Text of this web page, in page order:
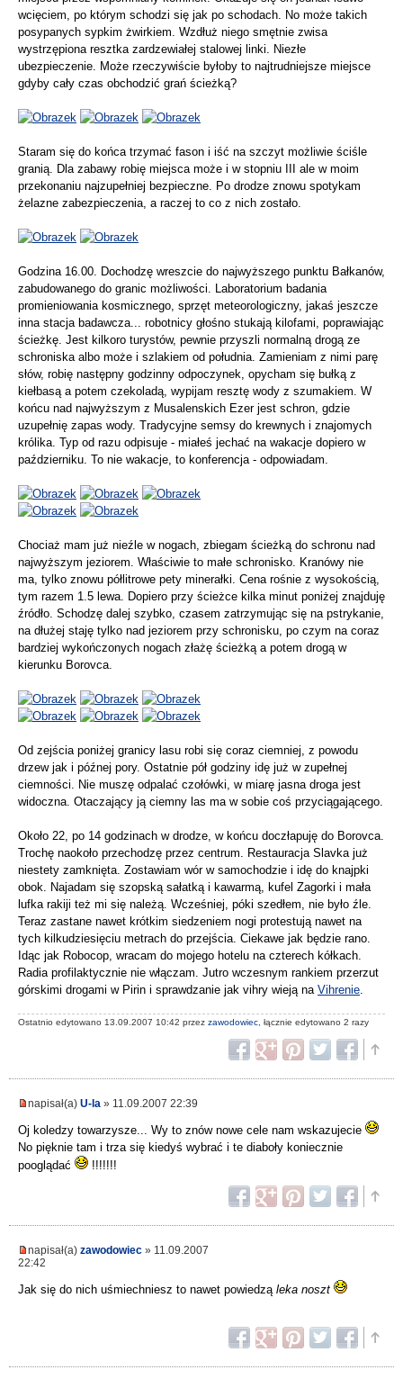
wcięciem, po którym schodzi się jak po schodach. No może takich
posypanych sypkim żwirkiem. Wzdłuż niego smętnie zwisa
wystrzępiona resztka zardzewiałej stalowej linki. Niezłe
ubezpieczenie. Może rzeczywiście byłoby to najtrudniejsze miejsce
gdyby cały czas obchodzić grań ścieżką?
Staram się do końca trzymać fason i iść na szczyt możliwie ściśle
granią. Dla zabawy robię miejsca może i w stopniu III ale w moim
przekonaniu najzupełniej bezpieczne. Po drodze znowu spotykam
żelazne zabezpieczenia, a raczej to co z nich zostało.
Godzina 16.00. Dochodzę wreszcie do najwyższego punktu Bałkanów,
zabudowanego do granic możliwości. Laboratorium badania
promieniowania kosmicznego, sprzęt meteorologiczny, jakaś jeszcze
inna stacja badawcza... robotnicy głośno stukają kilofami, poprawiając
ścieżkę. Jest kilkoro turystów, pewnie przyszli normalną drogą ze
schroniska albo może i szlakiem od południa. Zamieniam z nimi parę
słów, robię następny godzinny odpoczynek, opycham się bułką z
kiełbasą a potem czekoladą, wypijam resztę wody z szumakiem. W
końcu nad najwyższym z Musalenskich Ezer jest schron, gdzie
uzupełnię zapas wody. Tradycyjne semsy do krewnych i znajomych
królika. Typ od razu odpisuje - miałeś jechać na wakacje dopiero w
październiku. To nie wakacje, to konferencja - odpowiadam.
Chociaż mam już nieźle w nogach, zbiegam ścieżką do schronu nad
najwyższym jeziorem. Właściwie to małe schronisko. Kranówy nie
ma, tylko znowu półlitrowe pety minerałki. Cena rośnie z wysokością,
tym razem 1.5 lewa. Dopiero przy ścieżce kilka minut poniżej znajduję
źródło. Schodzę dalej szybko, czasem zatrzymując się na pstrykanie,
na dłużej staję tylko nad jeziorem przy schronisku, po czym na coraz
bardziej wykończonych nogach złażę ścieżką a potem drogą w
kierunku Borovca.
Od zejścia poniżej granicy lasu robi się coraz ciemniej, z powodu
drzew jak i późnej pory. Ostatnie pół godziny idę już w zupełnej
ciemności. Nie muszę odpalać czołówki, w miarę jasna droga jest
widoczna. Otaczający ją ciemny las ma w sobie coś przyciągającego.
Około 22, po 14 godzinach w drodze, w końcu doczłapuję do Borovca.
Trochę naokoło przechodzę przez centrum. Restauracja Slavka już
niestety zamknięta. Zostawiam wór w samochodzie i idę do knajpki
obok. Najadam się szopską sałatką i kawarmą, kufel Zagorki i mała
lufka rakiji też mi się należą. Wcześniej, póki szedłem, nie było źle.
Teraz zastane nawet krótkim siedzeniem nogi protestują nawet na
tych kilkudziesięciu metrach do przejścia. Ciekawe jak będzie rano.
Idąc jak Robocop, wracam do mojego hotelu na czterech kółkach.
Radia profilaktycznie nie włączam. Jutro wczesnym rankiem przerzut
górskimi drogami w Pirin i sprawdzanie jak vihry wieją na Vihrenie.
Ostatnio edytowano 13.09.2007 10:42 przez zawodowiec , łącznie edytowano 2 razy
napisał(a) U-la » 11.09.2007 22:39
Oj koledzy towarzysze... Wy to znów nowe cele nam wskazujecie
No pięknie tam i trza się kiedyś wybrać i te diaboły koniecznie
pooglądać
!!!!!!!
napisał(a) zawodowiec » 11.09.2007
22:42
Jak się do nich uśmiechniesz to nawet powiedzą leka noszt